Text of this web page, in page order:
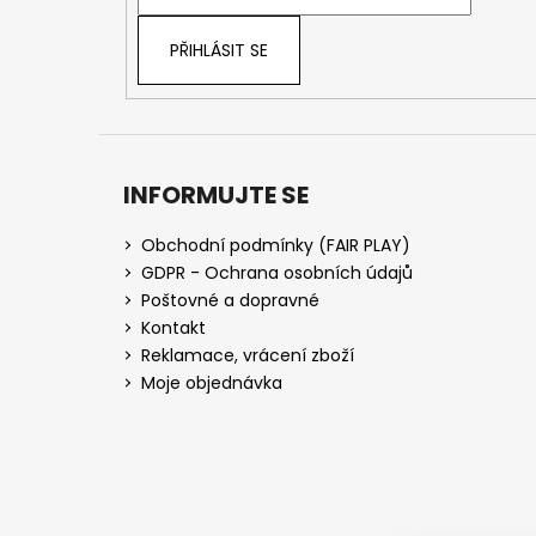
PŘIHLÁSIT SE
INFORMUJTE SE
Obchodní podmínky (FAIR PLAY)
GDPR - Ochrana osobních údajů
Poštovné a dopravné
Kontakt
Reklamace, vrácení zboží
Moje objednávka